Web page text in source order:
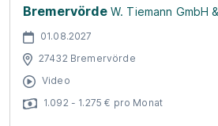
Bremervörde W. Tiemann GmbH
01.08.2027
27432 Bremervörde
Video
1.092 - 1.275 € pro Monat